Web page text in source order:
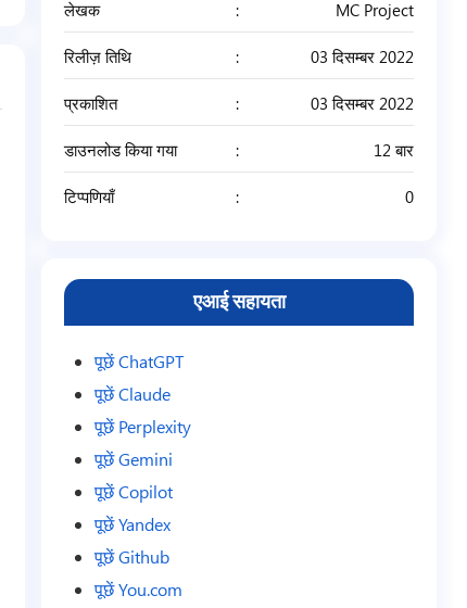
लेखक MC Project
रिलीज़ तिथि 03 दिसम्बर 2022
प्रकाशित 03 दिसम्बर 2022
डाउनलोड किया गया 12 बार
टिप्पणियाँ 0
एआई सहायता
पूछें ChatGPT
पूछें Claude
पूछें Perplexity
पूछें Gemini
पूछें Copilot
पूछें Yandex
पूछें Github
पूछें You.com